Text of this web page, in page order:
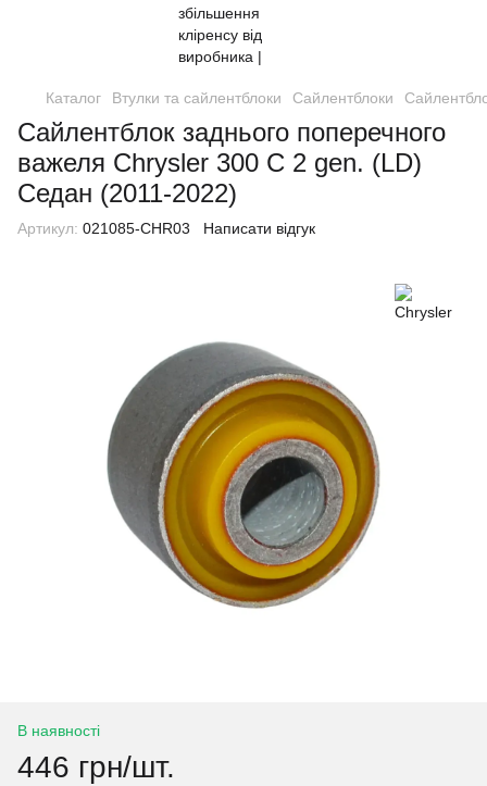
Каталог Втулки та сайлентблоки Сайлентблоки
Сайлентблок заднього поперечного
важеля Chrysler 300 C 2 gen. (LD)
Седан (2011-2022)
Артикул: 021085-CHR03 Написати відгук
В наявності
446 грн/шт.